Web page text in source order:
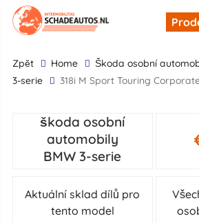
zpĕt Home škoda osobní
3-serie
318i M Sport Touring
škoda osobní
automobily
BMW 3-serie
Aktuální sklad dílů pro
tento model